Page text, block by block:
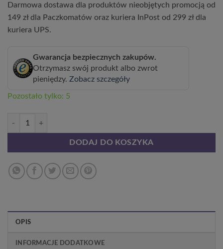
Darmowa dostawa dla produktów nieobjętych promocją od
149 zł dla Paczkomatów oraz kuriera InPost od 299 zł dla
kuriera UPS.
Gwarancja bezpiecznych zakupów.
Otrzymasz swój produkt albo zwrot
pieniędzy. Zobacz szczegóły
Pozostało tylko: 5
ilość Clematis botaniczny Markham's Pink poj, 2L
DODAJ DO KOSZYKA
OPIS
INFORMACJE DODATKOWE